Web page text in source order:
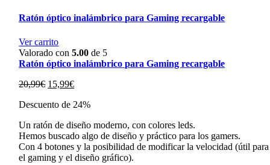
Ratón óptico inalámbrico para Gaming recargable
Ver carrito
Valorado con5.00 de 5
Ratón óptico inalámbrico para Gaming recargable
20,99€ El
original
20,99€.
15,99€El
actual
15,99€.
Descuento de 24%
Un ratón de diseño moderno, con colores leds.
Hemos buscado algo de diseño y práctico para los gamers.
Con 4 botones y la posibilidad de modificar la velocidad (útil para
el gaming y el diseño gráfico).